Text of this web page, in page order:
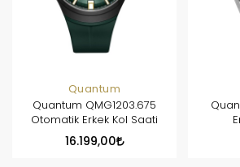
Quantum
Quantum QMG1203.675
Otomatik Erkek Kol Saati
16.199,00